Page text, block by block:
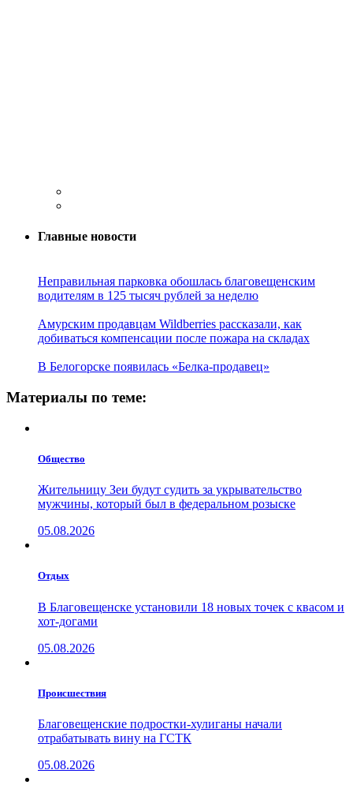
Главные новости
Неправильная парковка обошлась благовещенским
водителям в 125 тысяч рублей за неделю
Амурским продавцам Wildberries рассказали, как
добиваться компенсации после пожара на складах
В Белогорске появилась «Белка-продавец»
Материалы по теме:
Общество
Жительницу Зеи будут судить за укрывательство
мужчины, который был в федеральном розыске
05.08.2026
Отдых
В Благовещенске установили 18 новых точек с квасом и
хот-догами
05.08.2026
Проиcшествия
Благовещенские подростки-хулиганы начали
отрабатывать вину на ГСТК
05.08.2026